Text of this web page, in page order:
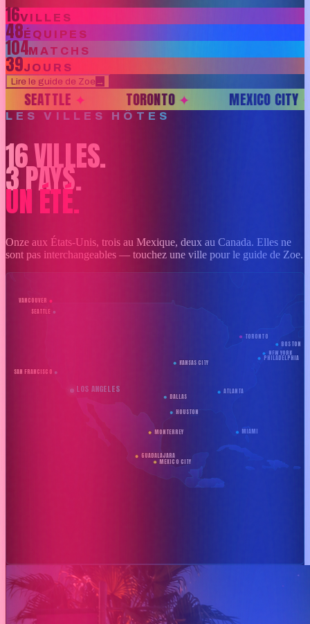
16VILLES
48ÉQUIPES
104MATCHS
39JOURS
Lire le guide de Zoe →
✦ HOUSTON✦ PHILADELPHIA✦
LES VILLES HÔTES
16 VILLES.
3 PAYS.
UN ÉTÉ.
Onze aux États-Unis, trois au Mexique, deux au Canada. Elles ne
sont pas interchangeables — touchez une ville pour le guide de Zoe.
LOS ANGELES
NEW YORK
MIAMI
ATLANTA
SAN FRANCISCO
SEATTLE
TORONTO
MEXICO CITY
DALLAS
HOUSTON
PHILADELPHIA
BOSTON
KANSAS CITY
VANCOUVER
GUADALAJARA
MONTERREY